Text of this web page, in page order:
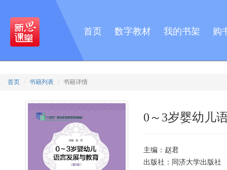
首页 数字教材 我的书架 购
首页 书籍列表 书籍详情
0～3岁婴幼儿
主编：赵君
出版社：同济大学出版社